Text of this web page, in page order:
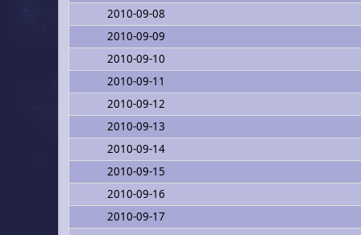
2010-09-08
2010-09-09
2010-09-10
2010-09-11
2010-09-12
2010-09-13
2010-09-14
2010-09-15
2010-09-16
2010-09-17